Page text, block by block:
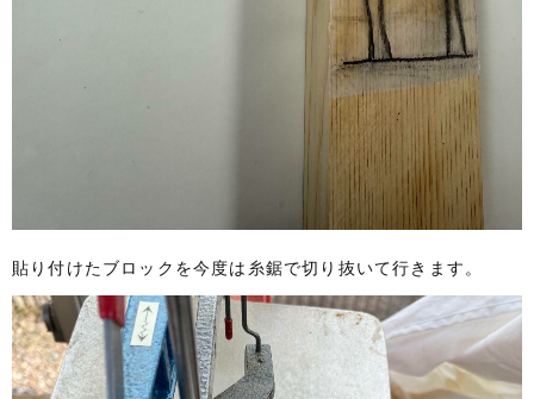
貼り付けたブロックを今度は糸鋸で切り抜いて行きます。